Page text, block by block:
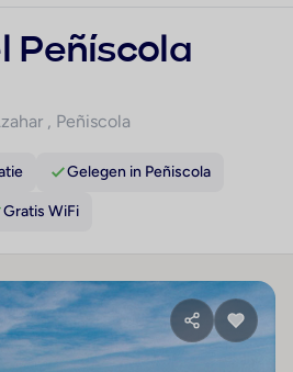
Peñíscola
, Peñiscola
Gelegen in Peñiscola
Gratis WiFi